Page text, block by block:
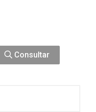
Consultar